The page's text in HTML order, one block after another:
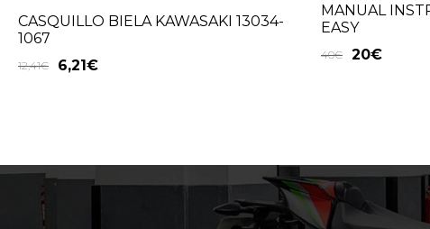
CASQUILLO BIELA KAWASAKI 13034-
1067
12,41€ 6,21€
MANUAL
EASY
40€ 20€